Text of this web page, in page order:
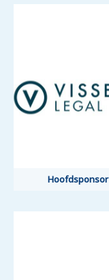
Hoofdsponsor